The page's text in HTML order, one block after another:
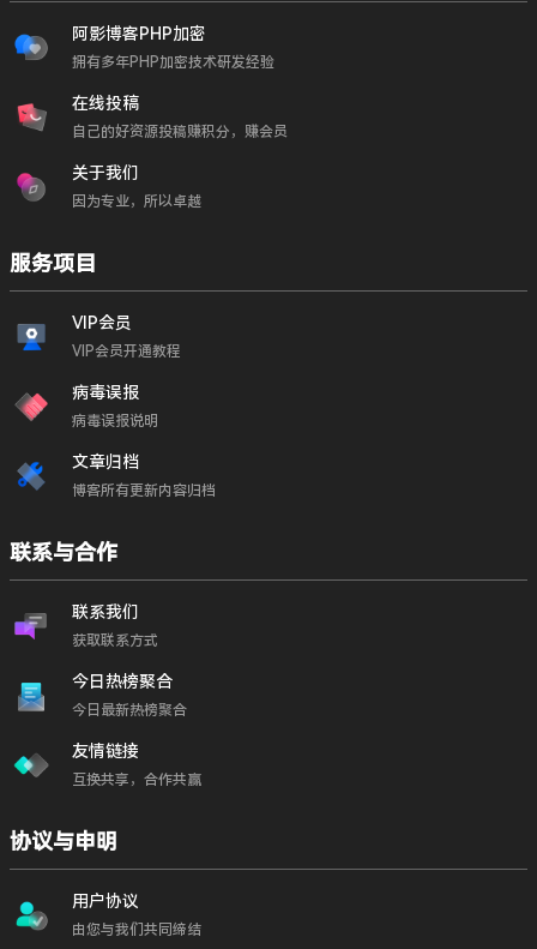
阿影博客PHP加密
拥有多年PHP加密技术研发经验
在线投稿
自己的好资源投稿赚积分，赚会员
关于我们
因为专业，所以卓越
服务项目
VIP会员
VIP会员开通教程
病毒误报
病毒误报说明
文章归档
博客所有更新内容归档
联系与合作
联系我们
获取联系方式
今日热榜聚合
今日最新热榜聚合
友情链接
互换共享，合作共赢
协议与申明
用户协议
由您与我们共同缔结